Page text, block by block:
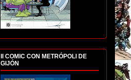
II COMIC CON METRÓPOLI DE
GIJÓN